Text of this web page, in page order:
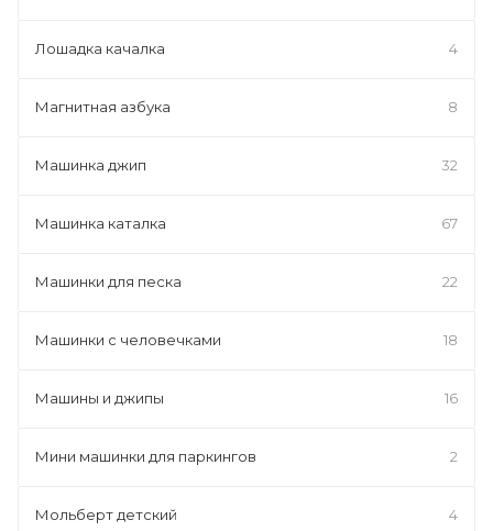
Лошадка качалка 4
Магнитная азбука 8
Машинка джип 32
Машинка каталка 67
Машинки для песка 22
Машинки с человечками 18
Машины и джипы 16
Мини машинки для паркингов 2
Мольберт детский 4